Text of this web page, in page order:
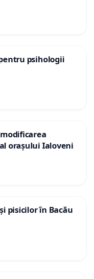
psihologii
orașului Ialoveni
pisicilor în Bacău